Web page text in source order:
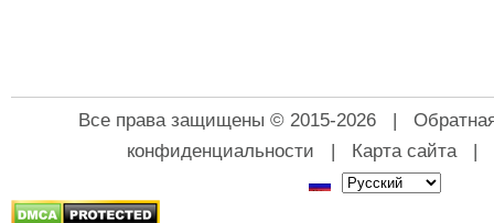
Все права защищены © 2015-2026 |
конфиденциальности | Карта сайта|